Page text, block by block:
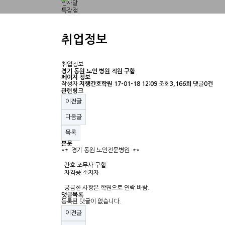
인사말
특장점
수강신청
교육안내
교육과목
취업/진학
취업정보
구인.구직
커뮤니티
공지사항
온라인문의
포토갤러리
취업정보
취업정보
경기 동원 노인 병원 직원 구함
페이지 정보
작성자 지행간호학원 17-01-18 12:09 조회3,166회 댓글0건
관련링크
이전글
다음글
목록
본문
** 경기 동원 노인전문병원 **
간호 조무사 구함
자격증 소지자
궁금한 사항은 학원으로 연락 바람.
댓글목록
등록된 댓글이 없습니다.
이전글